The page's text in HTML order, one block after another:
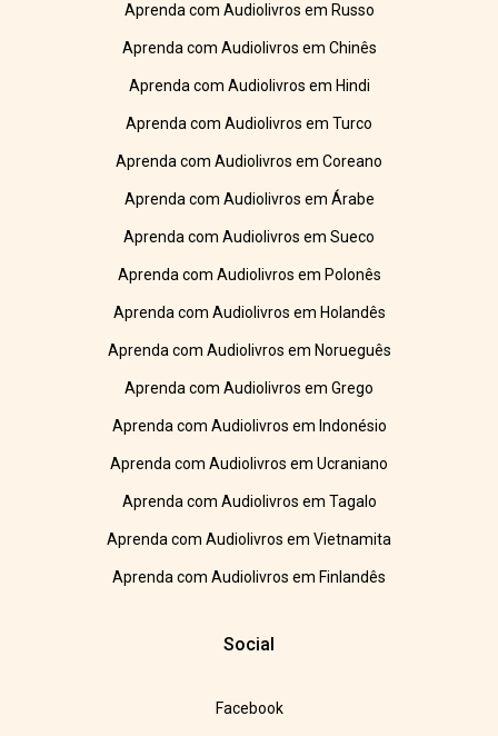
Aprenda com Audiolivros em Russo
Aprenda com Audiolivros em Chinês
Aprenda com Audiolivros em Hindi
Aprenda com Audiolivros em Turco
Aprenda com Audiolivros em Coreano
Aprenda com Audiolivros em Árabe
Aprenda com Audiolivros em Sueco
Aprenda com Audiolivros em Polonês
Aprenda com Audiolivros em Holandês
Aprenda com Audiolivros em Norueguês
Aprenda com Audiolivros em Grego
Aprenda com Audiolivros em Indonésio
Aprenda com Audiolivros em Ucraniano
Aprenda com Audiolivros em Tagalo
Aprenda com Audiolivros em Vietnamita
Aprenda com Audiolivros em Finlandês
Social
Facebook